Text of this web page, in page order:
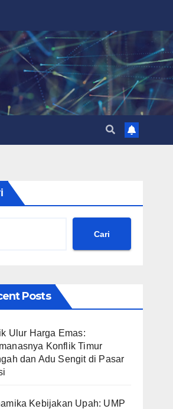
Cari
Posts
Ulur Harga Emas:
Konflik Timur
dan Adu Sengit di Pasar
Kebijakan Upah: UMP